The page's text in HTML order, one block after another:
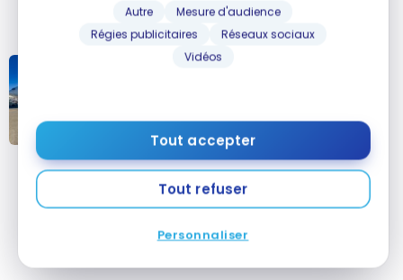
Autre
Mesure d'audience
Régies publicitaires
Réseaux sociaux
Vidéos
Tout accepter
Tout refuser
Personnaliser
Avis : Air
Canada 330-
300 Classe
NCE
économique Privilège | YUL-NCE
Pour accumuler plus rapidement le nombre de
points requis pour unbillet primevers l’Amérique du
Sud avec Aéroplan, plusieurs options s’offrent à
vous :